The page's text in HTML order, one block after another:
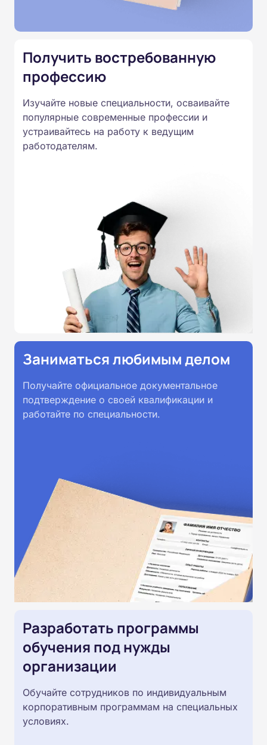
Подготовка ведется по всем
России от 14.07.2023 N 534 в
соответствии с Федеральными
образовательными стандартами
профессионального образования.
Удостоверения и дипломы о
Получить востребованную
профессию
Изучайте новые специальности, осваивайте
популярные современные профессии и
устраивайтесь на работу к ведущим
работодателям.
Заниматься любимым делом
Получайте официальное документальное
подтверждение о своей квалификации и
работайте по специальности.
Разработать программы
обучения под нужды
организации
Обучайте сотрудников по индивидуальным
корпоративным программам на специальных
условиях.